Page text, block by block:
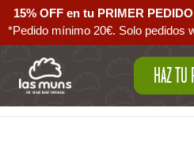
15% OFF en tu PRIMER PEDIDO
*Pedido mínimo 20€. Solo pedidos
HAZ TU
Volver al mapa